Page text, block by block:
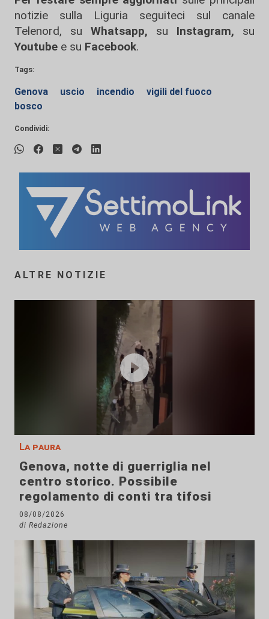
notizie sulla Liguria seguiteci sul canale
Telenord, su
Whatsapp, su Instagram, su
Youtube e su Facebook.
Tags:
Genova uscio incendio
vigili del fuoco
bosco
Condividi:
ALTRE NOTIZIE
La paura
Genova, notte di guerriglia nel
centro storico. Possibile
regolamento di conti tra tifosi
08/08/2026
di Redazione